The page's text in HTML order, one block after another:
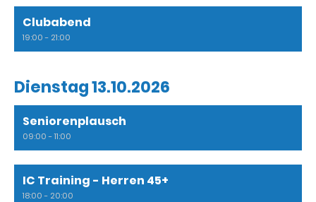
Clubabend
19:00 - 21:00
Dienstag 13.10.2026
Seniorenplausch
09:00 - 11:00
IC Training - Herren 45+
18:00 - 20:00